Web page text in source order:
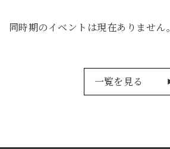
同時期のイベントは現在ありません。
一覧を見る